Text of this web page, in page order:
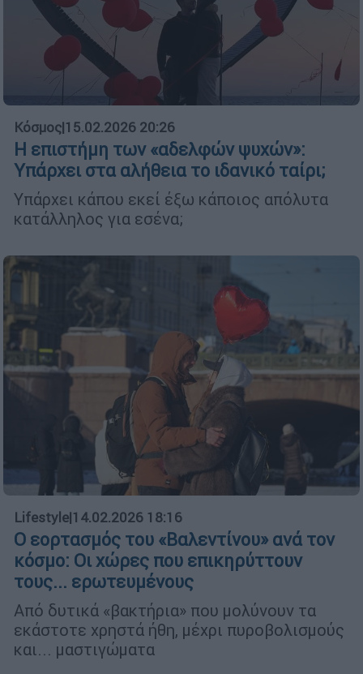
Κόσμος|15.02.2026 20:26
Η επιστήμη των «αδελφών ψυχών»:
Υπάρχει στα αλήθεια το ιδανικό ταίρι;
Υπάρχει κάπου εκεί έξω κάποιος απόλυτα
κατάλληλος για εσένα;
Lifestyle|14.02.2026 18:16
Ο εορτασμός του «Βαλεντίνου» ανά τον
κόσμο: Οι χώρες που επικηρύττουν
τους... ερωτευμένους
Από δυτικά «βακτήρια» που μολύνουν τα
εκάστοτε χρηστά ήθη, μέχρι πυροβολισμούς
και... μαστιγώματα